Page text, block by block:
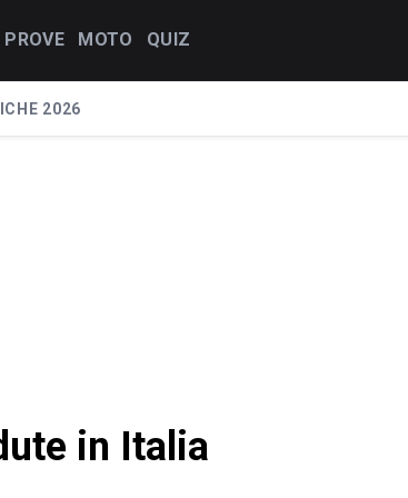
PROVE MOTO QUIZ
2026
in Italia